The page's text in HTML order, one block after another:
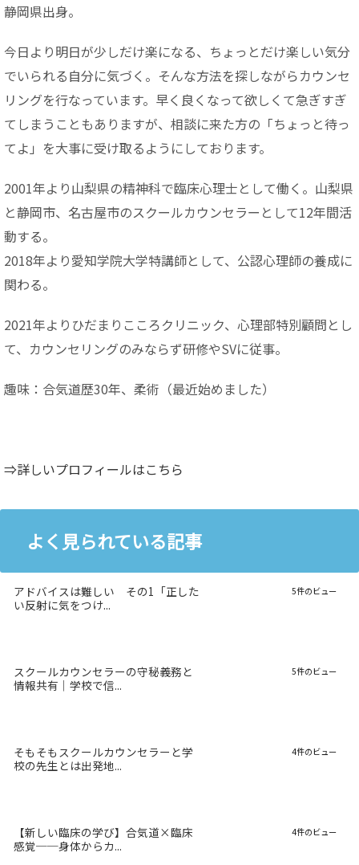
静岡県出身。
今日より明日が少しだけ楽になる、ちょっとだけ楽しい気分
でいられる自分に気づく。そんな方法を探しながらカウンセ
リングを行なっています。早く良くなって欲しくて急ぎすぎ
てしまうこともありますが、相談に来た方の「ちょっと待っ
てよ」を大事に受け取るようにしております。
2001年より山梨県の精神科で臨床心理士として働く。山梨県
と静岡市、名古屋市のスクールカウンセラーとして12年間活
動する。
2018年より愛知学院大学特講師として、公認心理師の養成に
関わる。
2021年よりひだまりこころクリニック、心理部特別顧問とし
て、カウンセリングのみならず研修やSVに従事。
趣味：合気道歴30年、柔術（最近始めました）
⇒詳しいプロフィールはこちら
よく見られている記事
アドバイスは難しい その1「正した
い反射に気をつけ...
5件のビュー
スクールカウンセラーの守秘義務と
情報共有｜学校で信...
5件のビュー
そもそもスクールカウンセラーと学
校の先生とは出発地...
4件のビュー
【新しい臨床の学び】合気道×臨床
感覚──身体からカ...
4件のビュー